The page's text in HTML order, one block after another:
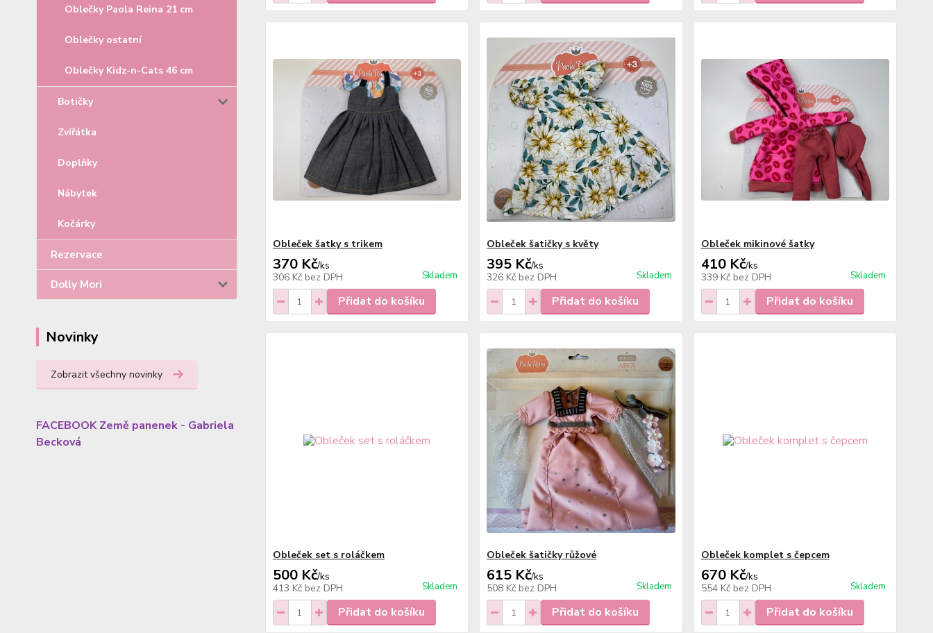
Oblečky Paola Reina 21 cm
Oblečky ostatní
Oblečky Kidz-n-Cats 46 cm
Botičky
Zvířátka
Doplňky
Nábytek
Kočárky
Rezervace
Dolly Mori
Novinky
Zobrazit všechny novinky
FACEBOOK Země panenek - Gabriela
Becková
Obleček šatky s trikem
370 Kč/ks
306 Kč bez DPH Skladem
Přidat do košíku
Obleček šatičky s květy
395 Kč/ks
326 Kč bez DPH Skladem
Přidat do košíku
Obleček mikinové šatky
410 Kč/ks
339 Kč bez DPH Skladem
Přidat do košíku
Obleček set s roláčkem
500 Kč/ks
413 Kč bez DPH Skladem
Přidat do košíku
Obleček šatičky růžové
615 Kč/ks
508 Kč bez DPH Skladem
Přidat do košíku
Obleček komplet s čepcem
670 Kč/ks
554 Kč bez DPH Skladem
Přidat do košíku